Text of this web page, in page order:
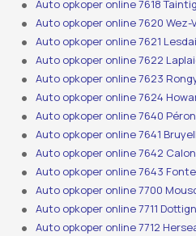
Auto opkoper online 7618
Auto opkoper online 7620 Wez-
Auto opkoper online 7621
Auto opkoper online 7622
Auto opkoper online 7623
Auto opkoper online 7624
Auto opkoper online 7640
Auto opkoper online 7641
Auto opkoper online 7642
Auto opkoper online 7643
Auto opkoper online 7700
Auto opkoper online 7711
Auto opkoper online 7712